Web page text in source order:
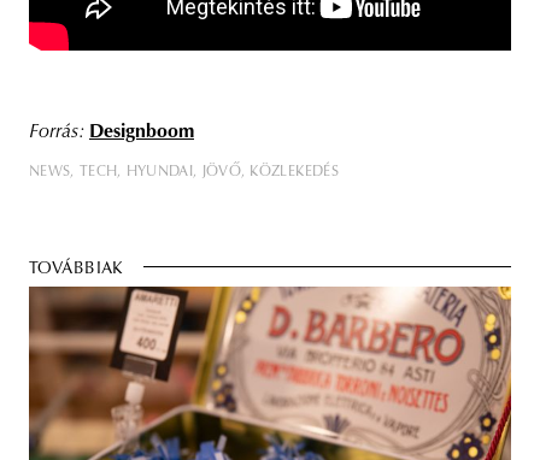
Forrás: Designboom
NEWS TECH HYUNDAI JÖVŐ KÖZLEKEDÉS
TOVÁBBIAK